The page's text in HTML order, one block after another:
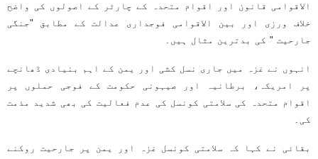
الاقوامی قانون اور اقوام متحدہ کے چارٹر کے اصولوں کی واضح
خلاف ورزی اور بین الاقوامی فوجداری عدالت کے مطابق "جنگی
جارحیت " کی بدترین مثال ہیں۔
انہوں نے غزہ میں جاری نسل کشی اور یمن کے اہم بنیادی ڈھانچے
پر امریکہ، برطانیہ اور صیہونی حکومت کے فوجی حملوں پر
اقوام متحدہ کی سلامتی کونسل کی عدم فعالیت کی بھی شدید مذمت
کی۔
بقائی نے کہا کہ سلامتی کونسل غزہ اور یمن پر جارحیت روکنے